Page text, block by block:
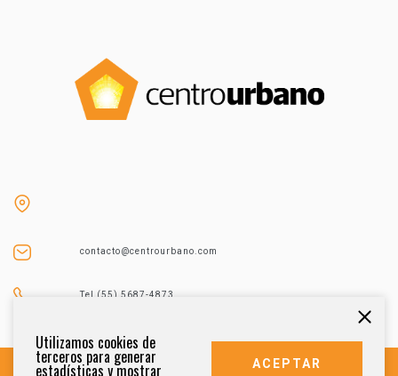
contacto@centrourbano.com
Tel (55) 5687-4873
Utilizamos cookies de
terceros para generar
estadísticas y mostrar ACEPTAR